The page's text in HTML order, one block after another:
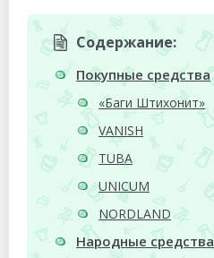
Содержание:
Покупные средства
«Баги Штихонит»
VANISH
TUBA
UNICUM
NORDLAND
Народные средства